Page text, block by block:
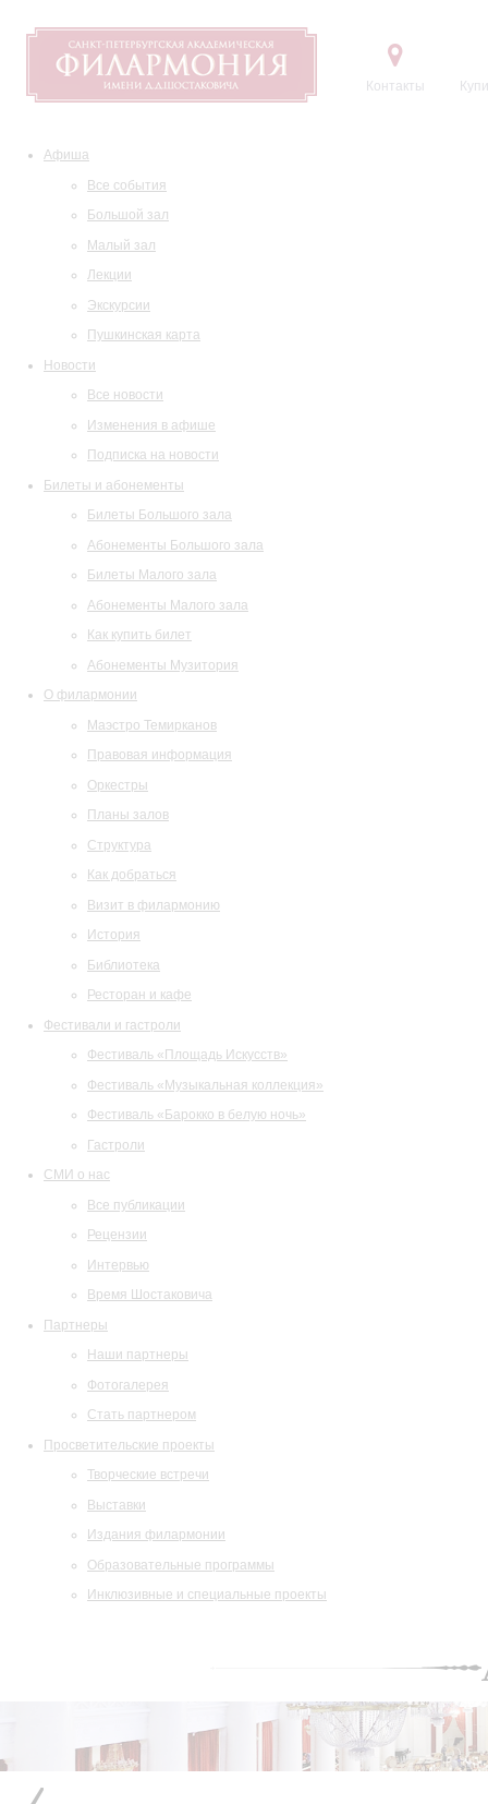
Контакты
Афиша
Все события
Большой зал
Малый зал
Лекции
Экскурсии
Пушкинская карта
Новости
Все новости
Изменения в афише
Подписка на новости
Билеты и абонементы
Билеты Большого зала
Абонементы Большого зала
Билеты Малого зала
Абонементы Малого зала
Как купить билет
Абонементы Музитория
О филармонии
Маэстро Темирканов
Правовая информация
Оркестры
Планы залов
Структура
Как добраться
Визит в филармонию
История
Библиотека
Ресторан и кафе
Фестивали и гастроли
Фестиваль «Площадь Искусств»
Фестиваль «Музыкальная коллекция»
Фестиваль «Барокко в белую ночь»
Гастроли
СМИ о нас
Все публикации
Рецензии
Интервью
Время Шостаковича
Партнеры
Наши партнеры
Фотогалерея
Стать партнером
Просветительские проекты
Творческие встречи
Выставки
Издания филармонии
Образовательные программы
Инклюзивные и специальные проекты